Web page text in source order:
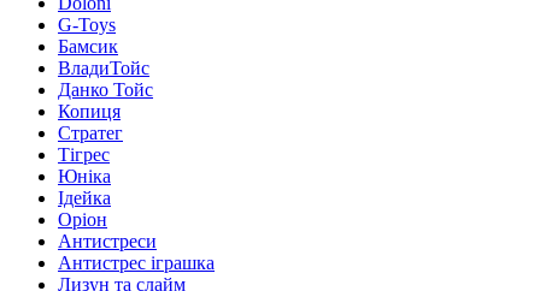
G-Toys
Бамсик
ВладиТойс
Данко Тойс
Копиця
Стратег
Тігрес
Юніка
Ідейка
Оріон
Антистреси
Антистрес іграшка
Лизун та слайм